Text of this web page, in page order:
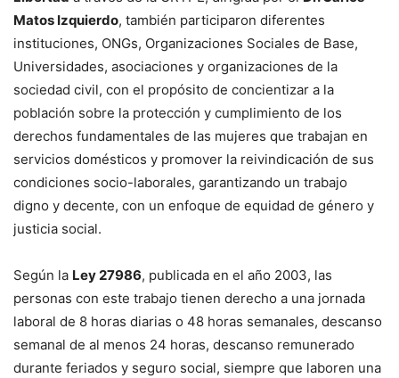
Matos Izquierdo, también participaron diferentes
instituciones, ONGs, Organizaciones Sociales de Base,
Universidades, asociaciones y organizaciones de la
sociedad civil, con el propósito de concientizar a la
población sobre la protección y cumplimiento de los
derechos fundamentales de las mujeres que trabajan en
servicios domésticos y promover la reivindicación de sus
condiciones socio-laborales, garantizando un trabajo
digno y decente, con un enfoque de equidad de género y
justicia social.
Según la Ley 27986, publicada en el año 2003, las
personas con este trabajo tienen derecho a una jornada
laboral de 8 horas diarias o 48 horas semanales, descanso
semanal de al menos 24 horas, descanso remunerado
durante feriados y seguro social, siempre que laboren una